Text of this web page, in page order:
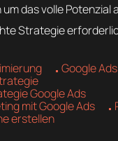
das volle Potenzial
Strategie
Google
Google Ads
mit Google Ads
erstellen